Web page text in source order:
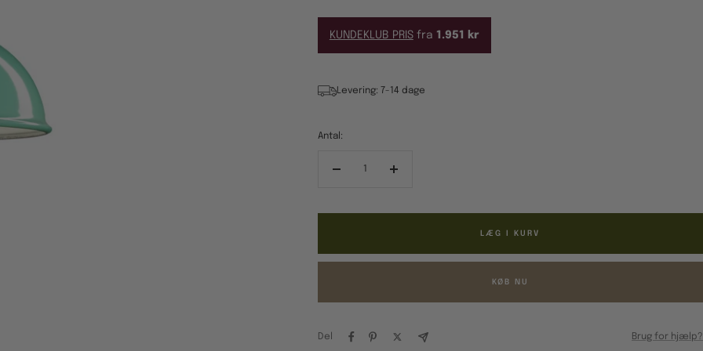
KUNDEKLUB PRIS fra 1.951 kr
Levering: 7-14 dage
Antal:
Forøg
LÆG I KURV
KØB NU
Del Brug for hjælp?